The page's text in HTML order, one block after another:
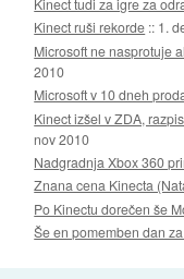
Kinect ruši rekorde :: 1.
Microsoft ne nasprotuje
2010
Microsoft v 10 dneh
Kinect izšel v ZDA,
nov 2010
Nadgradnja Xbox 360
Znana cena Kinecta
Po Kinectu dorečen še
Še en pomemben dan